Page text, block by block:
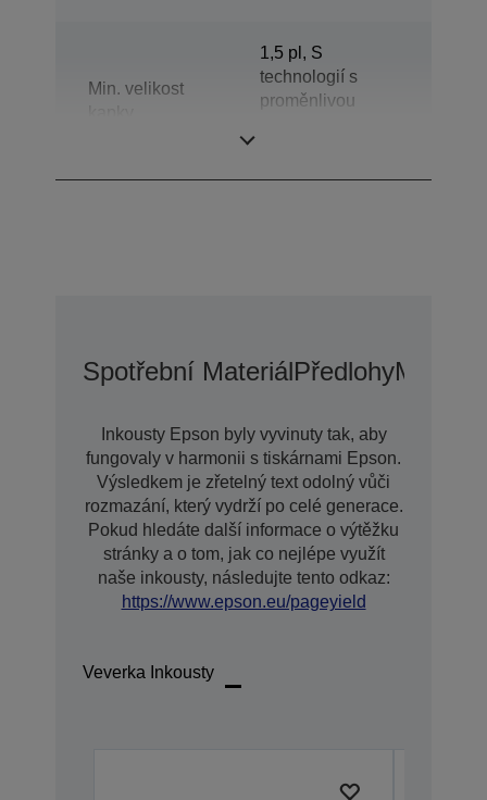
Min. velikost
1,5 pl, S
technologií s
proměnlivou
Spotřební MateriálPředlohy
Inkousty Epson byly vyvinuty tak, aby
fungovaly v harmonii s tiskárnami Epson.
Výsledkem je zřetelný text odolný vůči
rozmazání, který vydrží po celé generace.
Pokud hledáte další informace o výtěžku
stránky a o tom, jak co nejlépe využít
naše inkousty, následujte tento odkaz:
https://www.epson.eu/pageyield
Veverka Inkousty